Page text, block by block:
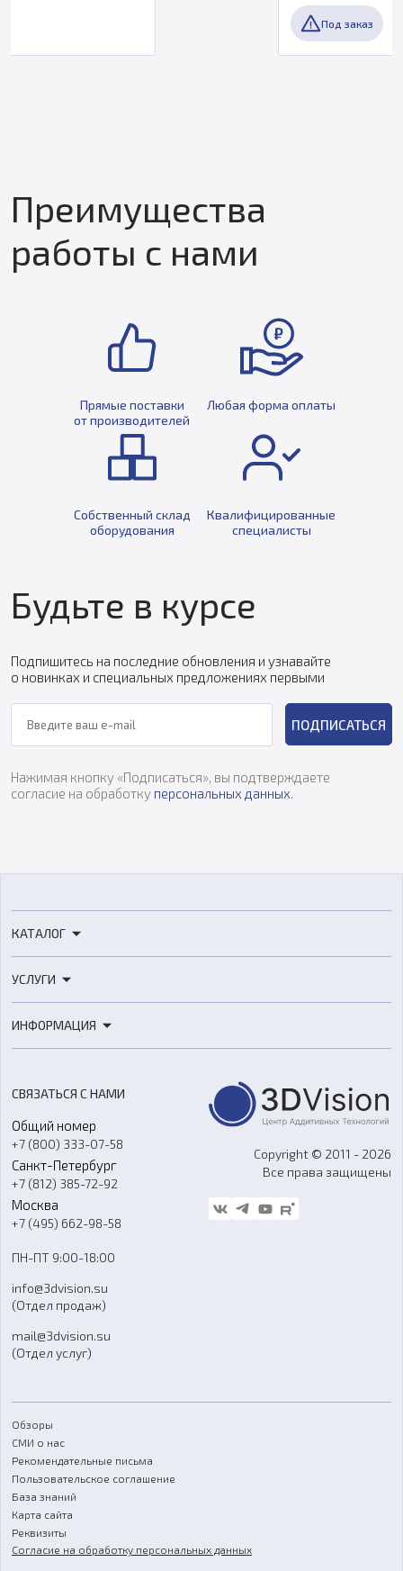
Преимущества
работы с нами
Прямые поставки
от производителей
Любая форма оплаты
Собственный склад
оборудования
Квалифицированные
специалисты
Будьте в курсе
Подпишитесь на последние обновления и узнавайте
о новинках и специальных предложениях первыми
ПОДПИСАТЬСЯ
Нажимая кнопку «Подписаться», вы подтверждаете
согласие на обработку персональных данных
КАТАЛОГ
3D-сканеры
Расходные материалы
Оборудование и материалы для вакуумного литья
Аксессуары и прочее оборудование
Программное обеспечение
УСЛУГИ
3D-моделирование
Ремонт и услуги
ИНФОРМАЦИЯ
О компании
Контакты
Гос. закупки
Стать дилером
Блог
FAQ
СВЯЗАТЬСЯ С НАМИ
Общий номер
+7 (800) 333-07-58
Санкт-Петербург
+7 (812) 385-72-92
Москва
+7 (495) 662-98-58
ПН-ПТ 9:00-18:00
info@3dvision.su
(Отдел продаж)
mail@3dvision.su
(Отдел услуг)
Copyright © 2011 - 2026
Все права защищены
Обзоры
СМИ о нас
Рекомендательные письма
Пользовательское соглашение
База знаний
Карта сайта
Реквизиты
Согласие на обработку персональных данных